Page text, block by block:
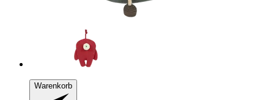
Warenkorb